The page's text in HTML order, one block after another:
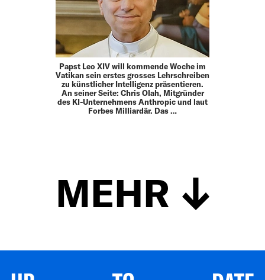
Papst Leo XIV will kommende Woche im
Vatikan sein erstes grosses Lehrschreiben
zu künstlicher Intelligenz präsentieren.
An seiner Seite: Chris Olah, Mitgründer
des KI-Unternehmens Anthropic und laut
Forbes Milliardär. Das …
MEHR